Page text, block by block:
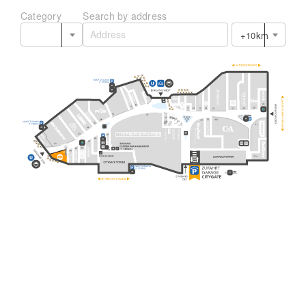
Category Search by address
+10km